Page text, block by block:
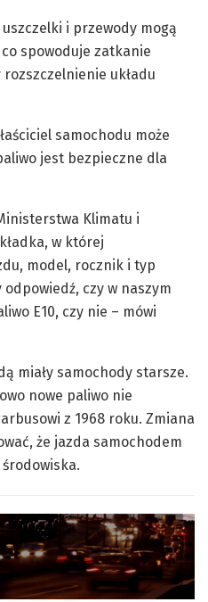
uszczelki i przewody mogą
spowoduje zatkanie
układu
samochodu może
jest bezpieczne dla
Klimatu i
w której
model, rocznik i typ
czy w naszym
E10, czy nie – mówi
miały samochody starsze.
nowe paliwo nie
z 1968 roku. Zmiana
że jazda samochodem